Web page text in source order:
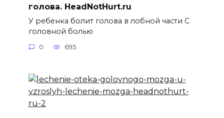
голова. HeadNotHurt.ru
У ребенка болит голова в лобной части С
головной болью
0 695